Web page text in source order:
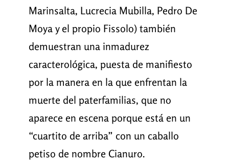
Marinsalta, Lucrecia Mubilla, Pedro De
Moya y el propio Fissolo) también
demuestran una inmadurez
caracterológica, puesta de manifiesto
por la manera en la que enfrentan la
muerte del paterfamilias, que no
aparece en escena porque está en un
“cuartito de arriba” con un caballo
petiso de nombre Cianuro.